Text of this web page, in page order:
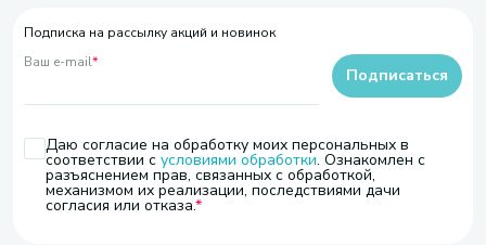
Подписка на рассылку акций и новинок
Ваш e-mail*
Даю согласие на обработку моих персональных в
соответствии с условиями обработки. Ознакомлен с
разъяснением прав, связанных с обработкой,
механизмом их реализации, последствиями дачи
согласия или отказа.
Подписаться